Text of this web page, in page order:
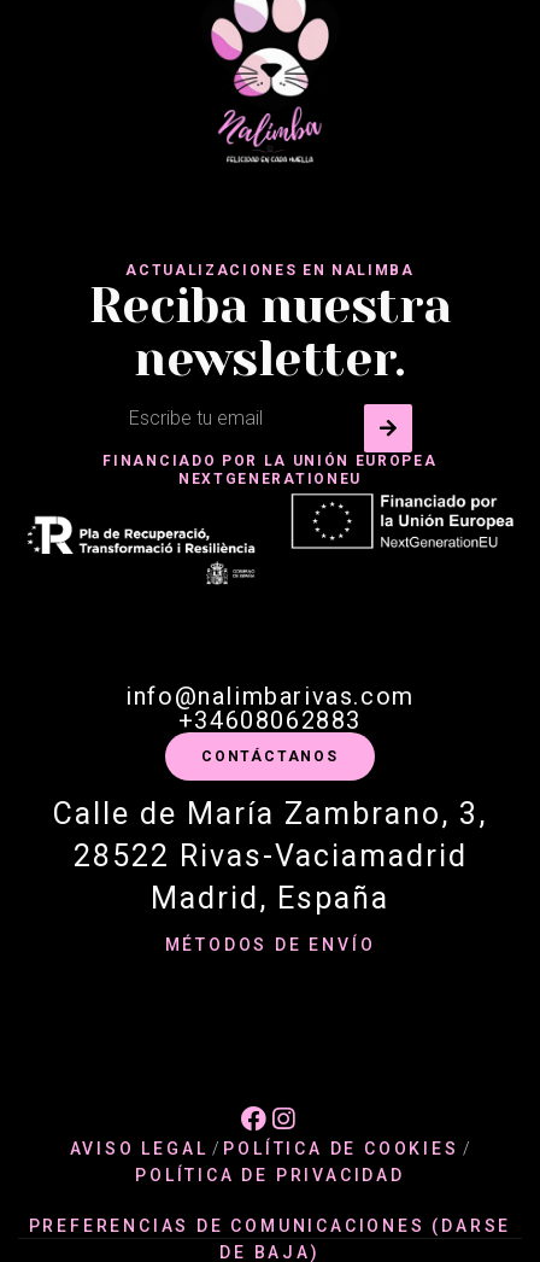
ACTUALIZACIONES EN NALIMBA
Reciba nuestra
newsletter.
FINANCIADO POR LA UNIÓN EUROPEA
NEXTGENERATIONEU
info@nalimbarivas.com
+34608062883
CONTÁCTANOS
Calle de María Zambrano, 3,
28522 Rivas-Vaciamadrid
Madrid, España
MÉTODOS DE ENVÍO
AVISO LEGAL / POLÍTICA DE COOKIES /
POLÍTICA DE PRIVACIDAD
PREFERENCIAS DE COMUNICACIONES (DARSE
DE BAJA)
 